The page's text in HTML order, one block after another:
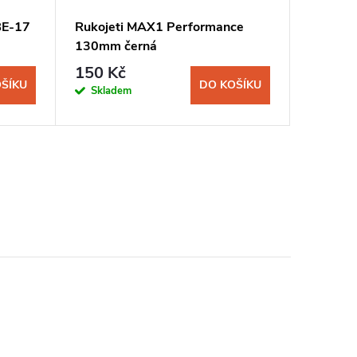
17
Rukojeti MAX1 Performance
130mm černá
150 Kč
Skladem DO KOŠÍKU